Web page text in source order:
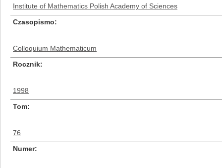
Institute of Mathematics Polish Academy of Sciences
Czasopismo
Colloquium Mathematicum
Rocznik
1998
Tom
76
Numer